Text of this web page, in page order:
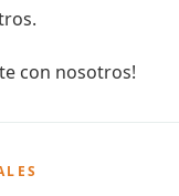
con nosotros!